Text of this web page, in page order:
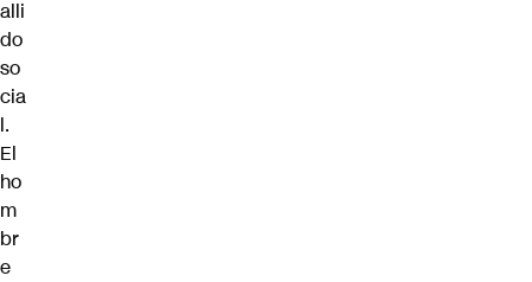
alli
do
so
cia
l.
El
ho
m
br
e